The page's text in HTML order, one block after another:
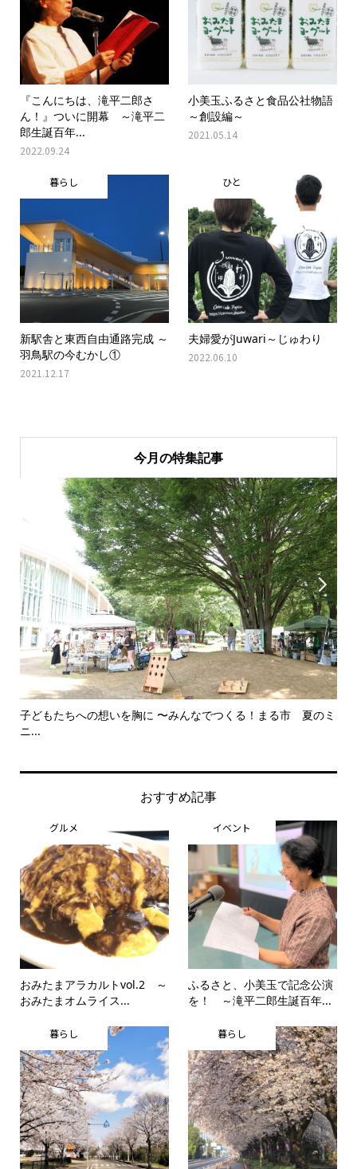
『こんにちは、滝平二郎さ
ん！』ついに開幕 ～滝平二
郎生誕百年...
2022.09.24
小美玉ふるさと食品公社物語
～創設編～
2021.05.14
暮らし
新駅舎と東西自由通路完成 ～
羽鳥駅の今むかし①
2021.12.17
ひと
夫婦愛がJuwari～じゅわり
2022.06.10
今月の特集記事

子どもたちへの想いを胸に 〜みんなでつくる！まる市 夏のミ
ニ...

おすすめ記事
グルメ
おみたまアラカルトvol.2 ～
おみたまオムライス...
イベント
ふるさと、小美玉で記念公演
を！ ～滝平二郎生誕百年...
暮らし 暮らし